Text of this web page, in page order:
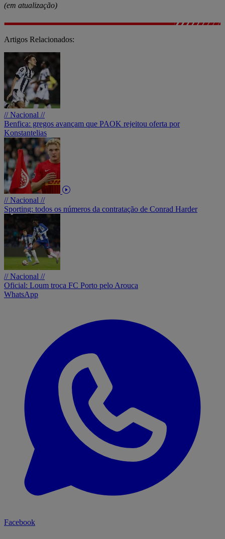
(em atualização)
Artigos Relacionados:
// Nacional //
Benfica: gregos avançam que PAOK rejeitou oferta por
Konstantelias
// Nacional //
Sporting: todos os números da contratação de Conrad Harder
// Nacional //
Oficial: Loum troca FC Porto pelo Arouca
WhatsApp
Facebook